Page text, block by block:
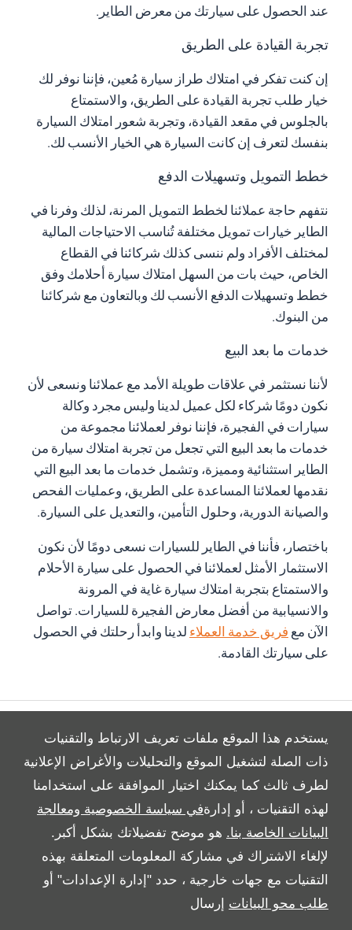
يستخدم هذا الموقع ملفات تعريف الارتباط والتقنيات
ذات الصلة لتشغيل الموقع والتحليلات والأغراض الإعلانية
لطرف ثالث كما يمكنك اختيار الموافقة على استخدامنا
لهذه التقنيات ، أو إدارةفي سياسة الخصوصية ومعالجة
البيانات الخاصة بنا. هو موضح تفضيلاتك بشكل أكبر.
لإلغاء الاشتراك في مشاركة المعلومات المتعلقة بهذه
التقنيات مع جهات خارجية ، حدد "إدارة الإعدادات" أو
طلب محو البيانات إرسال
عند الحصول على سيارتك من معرض الطاير.
تجربة القيادة على الطريق
إن كنت تفكر في امتلاك طراز سيارة مُعين، فإننا نوفر لك
خيار طلب تجربة القيادة على الطريق، والاستمتاع
بالجلوس في مقعد القيادة، وتجربة شعور امتلاك السيارة
بنفسك لتعرف إن كانت السيارة هي الخيار الأنسب لك.
خطط التمويل وتسهيلات الدفع
نتفهم حاجة عملائنا لخطط التمويل المرنة، لذلك وفرنا في
الطاير خيارات تمويل مختلفة تُناسب الاحتياجات المالية
لمختلف الأفراد ولم ننسى كذلك شركائنا في القطاع
الخاص، حيث بات من السهل امتلاك سيارة أحلامك وفق
خطط وتسهيلات الدفع الأنسب لك وبالتعاون مع شركائنا
من البنوك.
خدمات ما بعد البيع
لأننا نستثمر في علاقات طويلة الأمد مع عملائنا ونسعى لأن
نكون دومًا شركاء لكل عميل لدينا وليس مجرد وكالة
سيارات في الفجيرة، فإننا نوفر لعملائنا مجموعة من
خدمات ما بعد البيع التي تجعل من تجربة امتلاك سيارة من
الطاير استثنائية ومميزة، وتشمل خدمات ما بعد البيع التي
نقدمها لعملائنا المساعدة على الطريق، وعمليات الفحص
والصيانة الدورية، وحلول التأمين، والتعديل على السيارة.
باختصار، فأننا في الطاير للسيارات نسعى دومًا لأن نكون
الاستثمار الأمثل لعملائنا في الحصول على سيارة الأحلام
والاستمتاع بتجربة امتلاك سيارة غاية في المرونة
والانسيابية من أفضل معارض الفجيرة للسيارات. تواصل
الآن مع فريق خدمة العملاء لدينا وابدأ رحلتك في الحصول
على سيارتك القادمة.
All Rights Reserved
Follow Al Tayer Motors